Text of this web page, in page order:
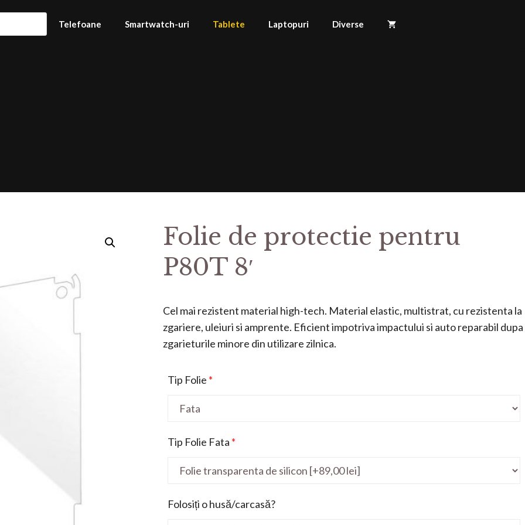
Telefoane Smartwatch-uri Tablete Laptopuri Diverse
Folie de protectie pentru
P80T 8′
Cel mai rezistent material high-tech. Material elastic, multistrat, cu rezistenta la
zgariere, uleiuri si amprente. Eficient impotriva impactului si auto reparabil dupa
zgarieturile minore din utilizare zilnica.
Tip Folie *
Tip Folie Fata *
Folosiți o husă/carcasă?